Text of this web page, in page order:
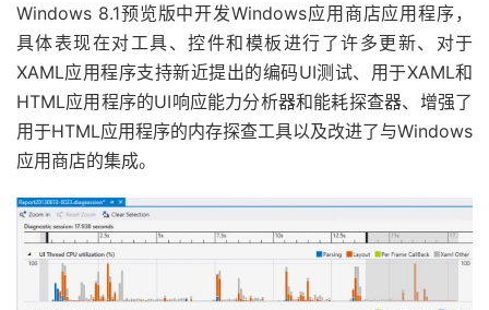
Windows 8.1预览版中开发Windows应用商店应用程序，
具体表现在对工具、控件和模板进行了许多更新、对于
XAML应用程序支持新近提出的编码UI测试、用于XAML和
HTML应用程序的UI响应能力分析器和能耗探查器、增强了
用于HTML应用程序的内存探查工具以及改进了与Windows
应用商店的集成。